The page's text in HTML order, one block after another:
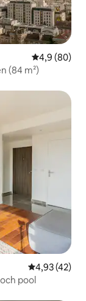
4,9 av 5 i
4,9 (80)
(84 m²)
4,93 av 5 i
4,93 (42)
pool